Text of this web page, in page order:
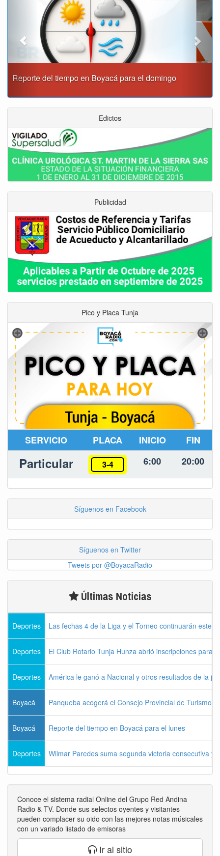
Este domingo habrá cierres viales en Tunja
Edictos
Publicidad
Pico y Placa Tunja
SERVICIO PLACA INICIO FIN
Particular 3-4 6:00 20:00
Síguenos en Facebook
Síguenos en Twitter
Tweets por @BoyacaRadio
Últimas Noticias
Deportes Las fechas 4 de la Liga y el Torneo continuarán este
Deportes El Club Rotario Tunja Hunza abrió inscripciones para
Deportes América le ganó a Nacional y otros resultados de la
Boyacá Panqueba acogerá el Consejo Provincial de Turismo
Boyacá Reporte del tiempo en Boyacá para el lunes
Deportes Wilmar Paredes suma segunda victoria consecutiva y
Conoce el sistema radial Online del Grupo Red Andina
Radio & TV. Donde sus selectos oyentes y visitantes
pueden complacer su oido con las mejores notas músicales
con un variado listado de emisoras
Ir al sitio